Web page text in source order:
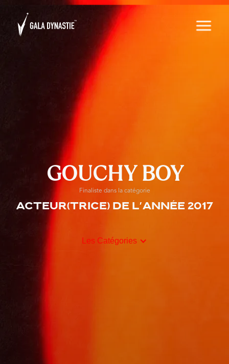
GOUCHY BOY
Finaliste dans la catégorie
Acteur(trice) de l'année 2017
Les Catégories